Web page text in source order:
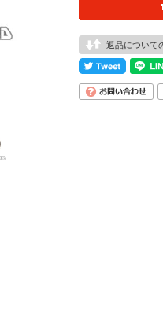
返品について